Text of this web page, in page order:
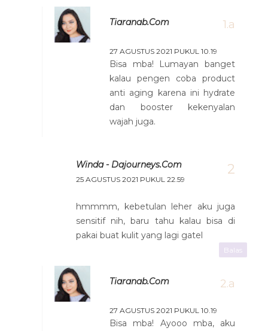
Tiaranab.com
27 AGUSTUS 2021 PUKUL 10.19
Bisa mba! Lumayan banget
kalau pengen coba product
anti aging karena ini hydrate
dan booster kekenyalan
wajah juga.
Winda - Dajourneys.com
25 AGUSTUS 2021 PUKUL 22.59
hmmmm, kebetulan leher aku juga
sensitif nih, baru tahu kalau bisa di
pakai buat kulit yang lagi gatel
Balas
Tiaranab.com
27 AGUSTUS 2021 PUKUL 10.19
Bisa mba! Ayooo mba, aku